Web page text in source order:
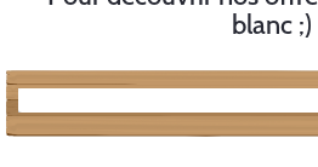
blanc ;)